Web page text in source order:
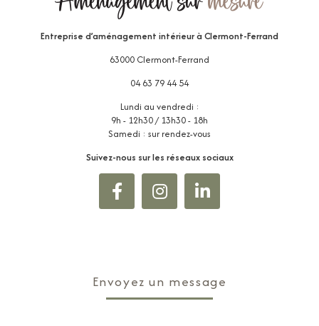
Entreprise d’aménagement intérieurà Clermont-Ferrand
63000 Clermont-Ferrand
04 63 79 44 54
Lundi au vendredi :
9h - 12h30 / 13h30 - 18h
Samedi : sur rendez-vous
Suivez-nous sur les réseaux sociaux
Envoyez un message